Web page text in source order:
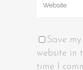
Save
website in
time I